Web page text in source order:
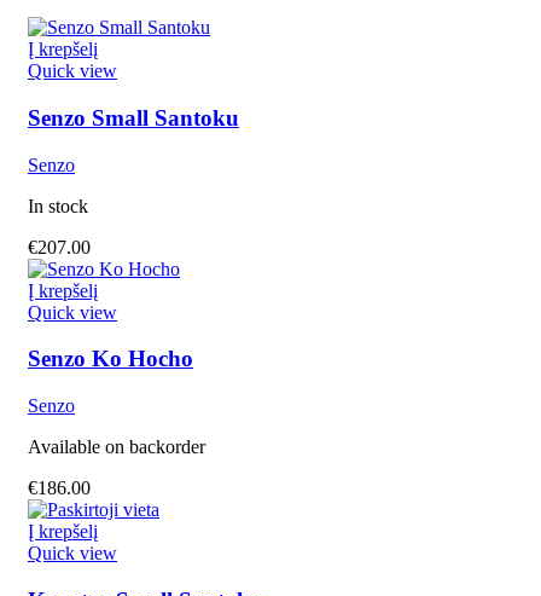
Į krepšelį
Quick view
Senzo Small Santoku
Senzo
In stock
€207.00
Į krepšelį
Quick view
Senzo Ko Hocho
Senzo
Available on backorder
€186.00
Į krepšelį
Quick view